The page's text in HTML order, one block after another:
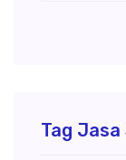
Tag